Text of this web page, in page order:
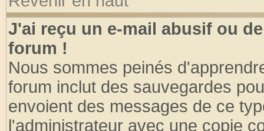
J'ai reçu un e-mail abusif ou
forum !
Nous sommes peinés
forum inclut des sauvegardes
envoient des messages de ce
l'administrateur avec une copie